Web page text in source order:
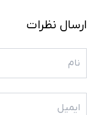
ارسال نظرات